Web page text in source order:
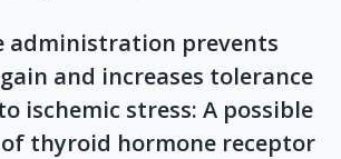
administration prevents
and increases tolerance
ischemic stress: A possible
thyroid hormone receptor